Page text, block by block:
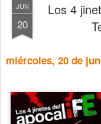
JUN
20
Los 4
miércoles, 20 de